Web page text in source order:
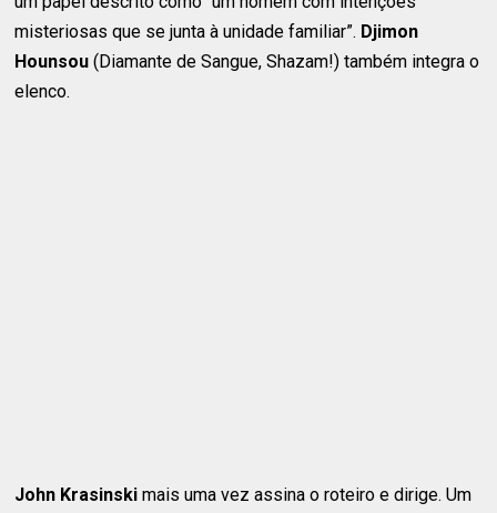
misteriosas que se junta à unidade familiar”. Djimon
Hounsou (Diamante de Sangue, Shazam!) também integra o
elenco.
John Krasinskimais uma vez assina o roteiro e dirige. Um